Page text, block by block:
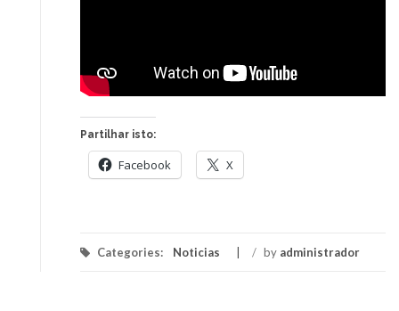
Partilhar isto:
Facebook X
Categories: Noticias / by administrador